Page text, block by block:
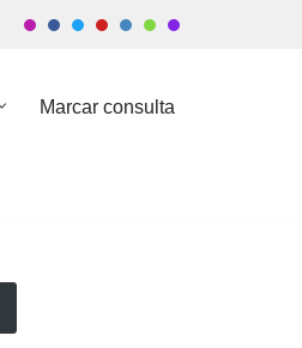
Marcar consulta